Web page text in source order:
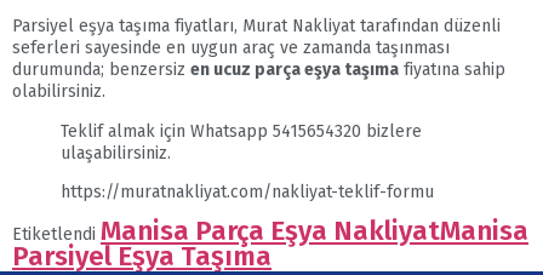
Parsiyel eşya taşıma fiyatları, Murat Nakliyat tarafından düzenli
seferleri sayesinde en uygun araç ve zamanda taşınması
durumunda; benzersiz en ucuz parça eşya taşıma fiyatına sahip
olabilirsiniz.
Teklif almak için Whatsapp 5415654320 bizlere
ulaşabilirsiniz.
https://muratnakliyat.com/nakliyat-teklif-formu
Etiketlendi Manisa Parça Eşya NakliyatManisa
Parsiyel Eşya Taşıma